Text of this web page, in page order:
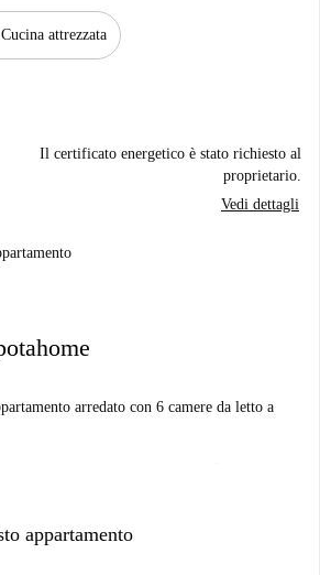
Cucina attrezzata
Il certificato energetico è stato richiesto al
proprietario.
Vedi dettagli
arredato con 6 camere da letto a
visitato questo posto... ancora. Inviamo
appartamento